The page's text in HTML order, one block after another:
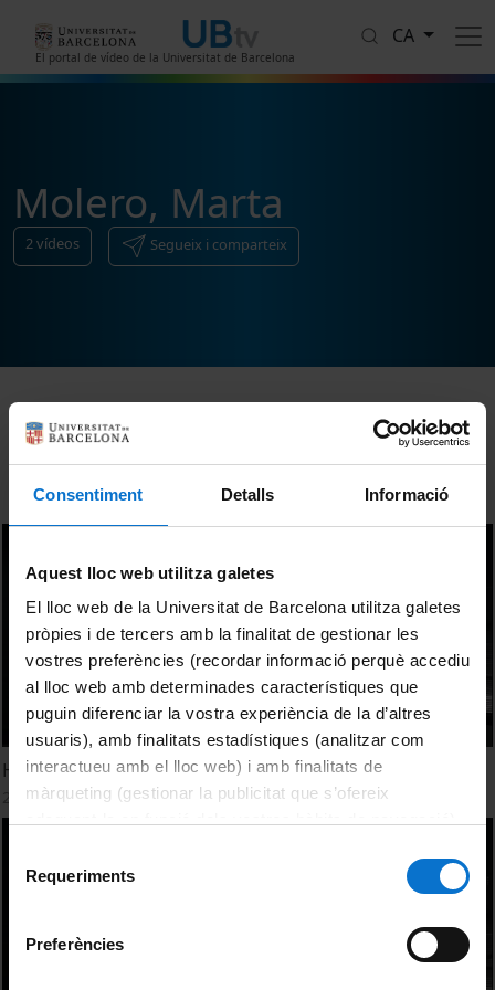
Consentiment Detalls Informació
Aquest lloc web utilitza galetes
El lloc web de la Universitat de Barcelona utilitza galetes
pròpies i de tercers amb la finalitat de gestionar les
vostres preferències (recordar informació perquè accediu
al lloc web amb determinades característiques que
puguin diferenciar la vostra experiència de la d’altres
usuaris), amb finalitats estadístiques (analitzar com
interactueu amb el lloc web) i amb finalitats de
màrqueting (gestionar la publicitat que s’ofereix
consultar laPolítica de galetes del lloc web de la
Requeriments
Preferències
El portal de vídeo de la Universitat de Barcelona
CA
Molero, Marta
2vídeos Segueix i comparteix
Ordenar
Hibridació in situ fluorescent (FISH)
22 juny, 2012